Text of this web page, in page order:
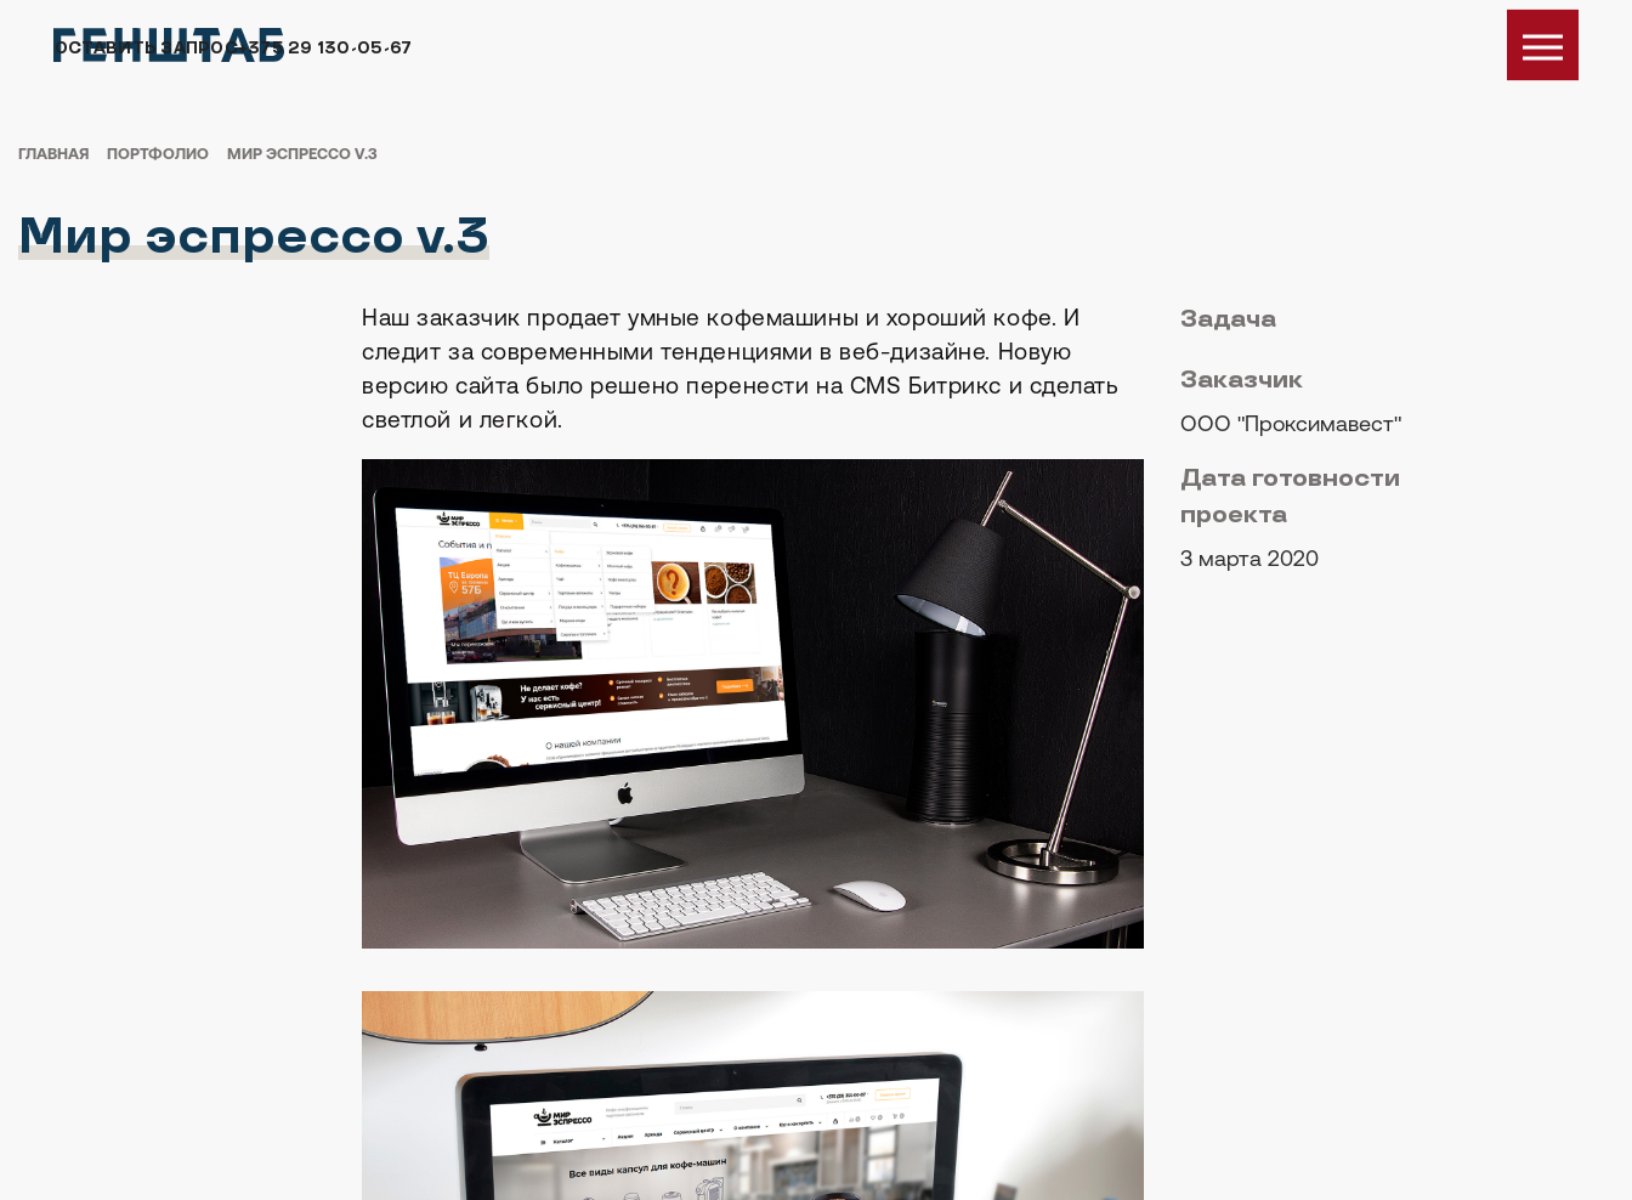
Расскажите о задаче
Иногда нужен большой проект. Иногда — одно точное решение. В любом случае начнем с
главного: поймем задачу, обсудим возможные варианты и предложим оптимальный путь.
Обсудить проект →
ОСТАВИТЬ ЗАПРОС+375 29 130-05-67
ГЛАВНАЯ ПОРТФОЛИО МИР ЭСПРЕССО V.3
Мир эспрессо v.3
Наш заказчик продает умные кофемашины и хороший кофе. И
следит за современными тенденциями в веб-дизайне. Новую
версию сайта было решено перенести на CMS Битрикс и сделать
светлой и легкой.
Задача
Заказчик
ООО "Проксимавест"
Дата готовности
проекта
3 марта 2020